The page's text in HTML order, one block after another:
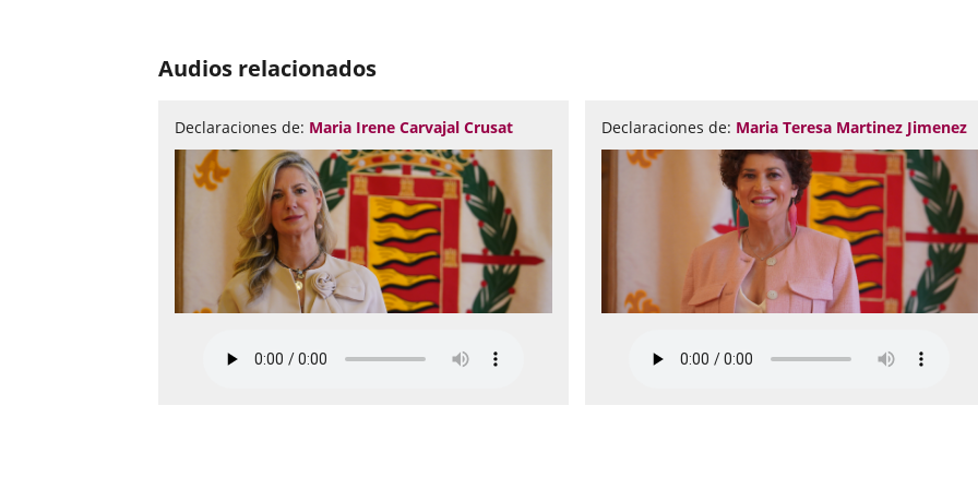
diapositivas:
Audios relacionados
Declaraciones de: Maria Irene Carvajal Crusat Declaraciones de: Maria Teresa Martinez Jimenez